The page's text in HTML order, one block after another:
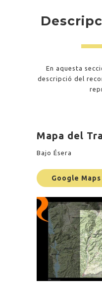
En aquesta
descripció del
Mapa del
Bajo Ésera
Google Maps